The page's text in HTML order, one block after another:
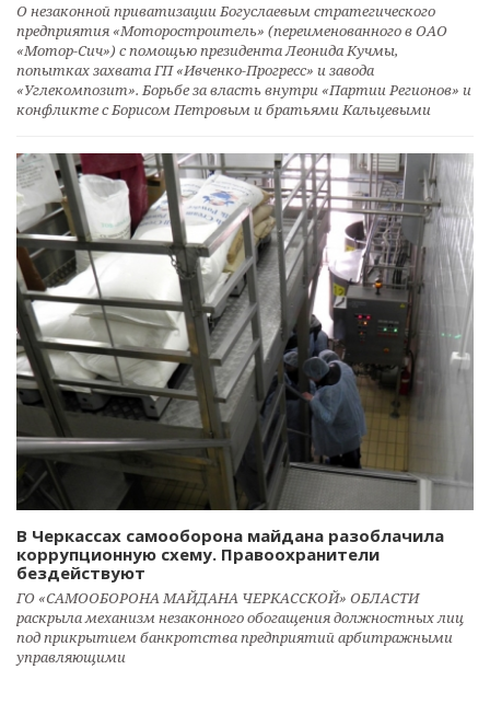
О незаконной приватизации Богуслаевым стратегического
предприятия «Моторостроитель» (переименованного в ОАО
«Мотор-Сич») с помощью президента Леонида Кучмы,
попытках захвата ГП «Ивченко-Прогресс» и завода
«Углекомпозит». Борьбе за власть внутри «Партии Регионов» и
конфликте с Борисом Петровым и братьями Кальцевыми
В Черкассах самооборона майдана разоблачила
коррупционную схему. Правоохранители
бездействуют
ГО «САМООБОРОНА МАЙДАНА ЧЕРКАССКОЙ» ОБЛАСТИ
раскрыла механизм незаконного обогащения должностных лиц
под прикрытием банкротства предприятий арбитражными
управляющими